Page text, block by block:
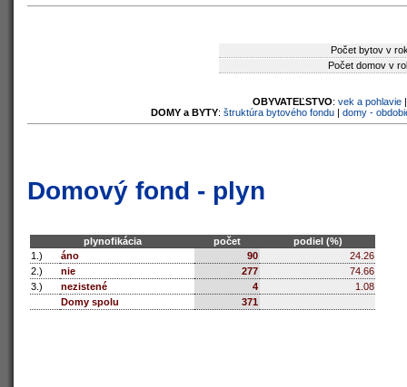
Počet bytov v
Počet domov v
OBYVATEĽSTVO: vek a pohlavie
DOMY a BYTY: štruktúra bytového fondu| domy -
Domový fond - plyn
plynofikácia počet
podiel (%)
1.)
áno 90
24.26
2.)
nie 277
74.66
3.)
nezistené 4
1.08
Domy spolu
371